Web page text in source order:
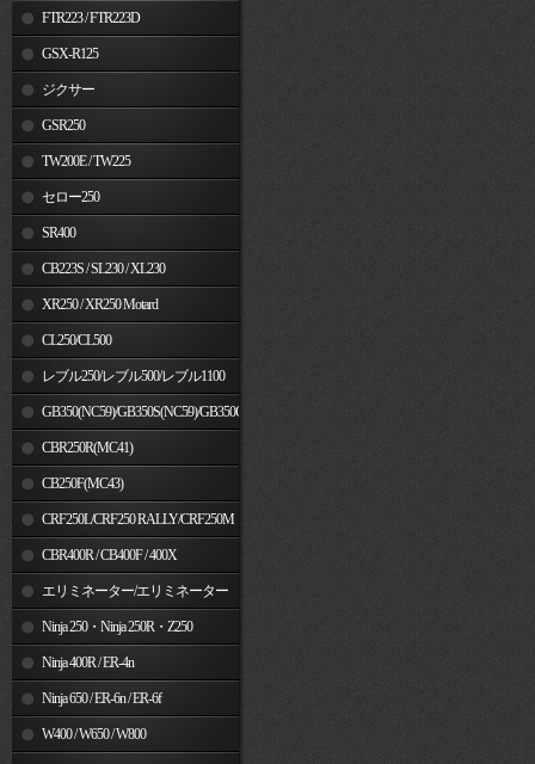
FTR223 / FTR223D
GSX-R125
ジクサー
GSR250
TW200E / TW225
セロー250
SR400
CB223S / SL230 / XL230
XR250 / XR250 Motard
CL250/CL500
レブル250/レブル500/レブル1100
GB350(NC59)/GB350S(NC59)/GB350C(NC64)
CBR250R(MC41)
CB250F(MC43)
CRF250L/CRF250 RALLY/CRF250M
CBR400R / CB400F / 400X
エリミネーター/エリミネーター
SE Ninja 250・Ninja 250R・Z250
Ninja 400R / ER-4n
Ninja 650 / ER-6n / ER-6f
W400 / W650 / W800